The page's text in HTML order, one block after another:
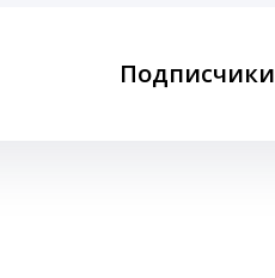
Подписчики